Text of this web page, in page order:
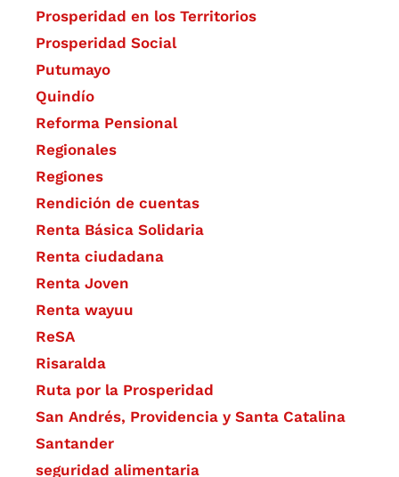
Prosperidad en los Territorios
Prosperidad Social
Putumayo
Quindío
Reforma Pensional
Regionales
Regiones
Rendición de cuentas
Renta Básica Solidaria
Renta ciudadana
Renta Joven
Renta wayuu
ReSA
Risaralda
Ruta por la Prosperidad
San Andrés, Providencia y Santa Catalina
Santander
seguridad alimentaria